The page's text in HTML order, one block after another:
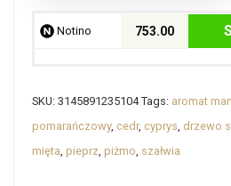
Notino 753.00
SKU: 3145891235104 Tags: aromat
pomarańczowy, cedr, cyprys drzewo
mięta pieprz piżmo szałwia